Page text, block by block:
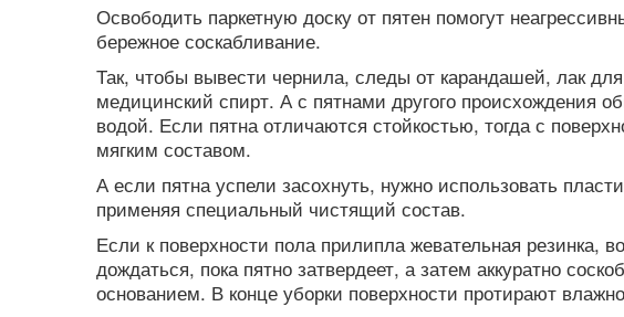
Освободить паркетную доску от пятен помогут
бережное соскабливание.
Так, чтобы вывести чернила, следы от карандашей, лак
медицинский спирт. А с пятнами другого происхождения
водой. Если пятна отличаются стойкостью, тогда с
мягким составом.
А если пятна успели засохнуть, нужно использовать
применяя специальный чистящий состав.
Если к поверхности пола прилипла жевательная резинка,
дождаться, пока пятно затвердеет, а затем аккуратно
основанием. В конце уборки поверхности протирают